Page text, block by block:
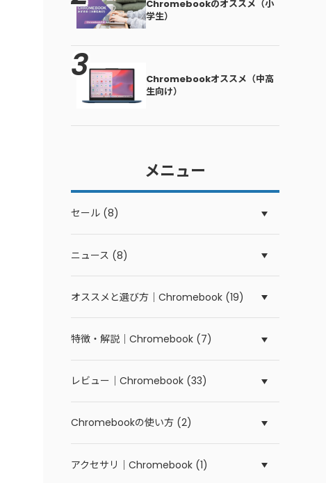
Chromebookのオススメ（小
学生）
Chromebookオススメ（中高
生向け）
メニュー
セール (8)
ニュース (8)
オススメと選び方｜Chromebook (19)
特徴・解説｜Chromebook (7)
レビュー｜Chromebook (33)
Chromebookの使い方 (2)
アクセサリ｜Chromebook (1)